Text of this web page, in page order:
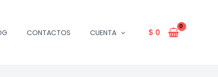
CONTACTOS CUENTA $ 0